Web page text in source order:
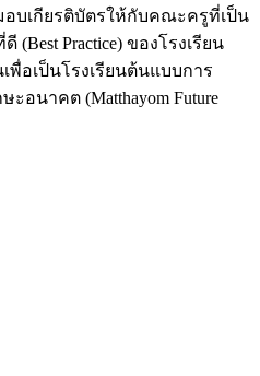
อบเกียรติบัตรให้กับคณะครูที่เป็น
Practice) ของโรงเรียน
อเป็นโรงเรียนต้นแบบการ
อนาคต (Matthayom Future